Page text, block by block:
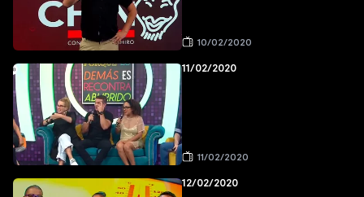
10/02/2020
11/02/2020
11/02/2020
12/02/2020